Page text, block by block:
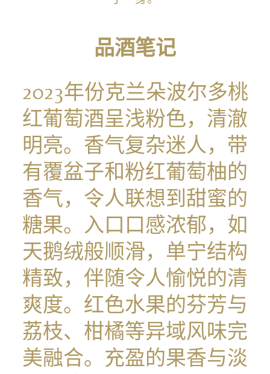
品酒笔记
2023年份克兰朵波尔多桃
红葡萄酒呈浅粉色，清澈
明亮。香气复杂迷人，带
有覆盆子和粉红葡萄柚的
香气，令人联想到甜蜜的
糖果。入口口感浓郁，如
天鹅绒般顺滑，单宁结构
精致，伴随令人愉悦的清
爽度。红色水果的芬芳与
荔枝、柑橘等异域风味完
美融合。充盈的果香与淡